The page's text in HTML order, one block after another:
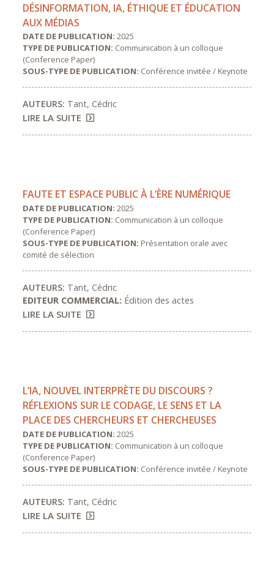
DÉSINFORMATION, IA, ÉTHIQUE ET ÉDUCATION
AUX MÉDIAS
DATE DE PUBLICATION:2025
TYPE DE PUBLICATION: Communication à un colloque
(Conference Paper)
SOUS-TYPE DE PUBLICATION: Conférence invitée / Keynote
AUTEURS: Tant, Cédric
LIRE LA SUITE
FAUTE ET ESPACE PUBLIC À L’ÈRE NUMÉRIQUE
DATE DE PUBLICATION:2025
TYPE DE PUBLICATION: Communication à un colloque
(Conference Paper)
SOUS-TYPE DE PUBLICATION: Présentation orale avec
comité de sélection
AUTEURS: Tant, Cédric
EDITEUR COMMERCIAL: Édition des actes
LIRE LA SUITE
L’IA, NOUVEL INTERPRÈTE DU DISCOURS ?
RÉFLEXIONS SUR LE CODAGE, LE SENS ET LA
PLACE DES CHERCHEURS ET CHERCHEUSES
DATE DE PUBLICATION:2025
TYPE DE PUBLICATION: Communication à un colloque
(Conference Paper)
SOUS-TYPE DE PUBLICATION: Conférence invitée / Keynote
AUTEURS: Tant, Cédric
LIRE LA SUITE